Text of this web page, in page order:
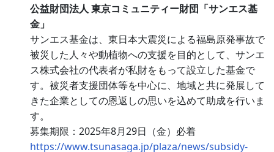
公益財団法人 東京コミュニティー財団「サンエス基
金」
サンエス基金は、東日本大震災による福島原発事故で
被災した人々や動植物への支援を目的として、サンエ
ス株式会社の代表者が私財をもって設立した基金で
す。被災者支援団体等を中心に、地域と共に発展して
きた企業としての恩返しの思いを込めて助成を行いま
す。
募集期限：2025年8月29日（金）必着
https://www.tsunasaga.jp/plaza/news/subsidy-